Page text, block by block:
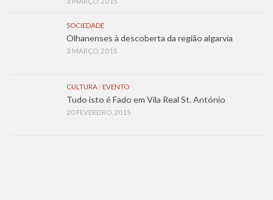
SOCIEDADE
Olhanenses à descoberta da região algarvia
3 MARÇO, 2015
CULTURA/ EVENTO
Tudo isto é Fado em Vila Real St. António
20 FEVEREIRO, 2015